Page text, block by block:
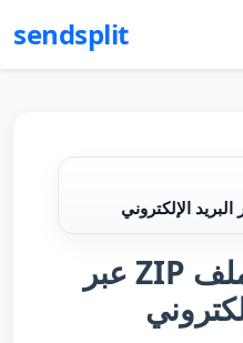
sendsplit
كيفية إرسال ملف ZIP عبر